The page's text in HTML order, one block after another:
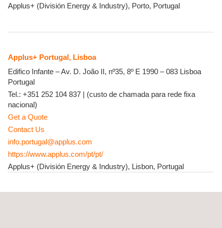
Applus+ (División Energy & Industry), Porto, Portugal
Applus+ Portugal, Lisboa
Edifico Infante – Av. D. João II, nº35, 8º E 1990 – 083 Lisboa
Portugal
Tel.: +351 252 104 837 | (custo de chamada para rede fixa
nacional)
Get a Quote
Contact Us
info.portugal@applus.com
https://www.applus.com/pt/pt/
Applus+ (División Energy & Industry), Lisbon, Portugal